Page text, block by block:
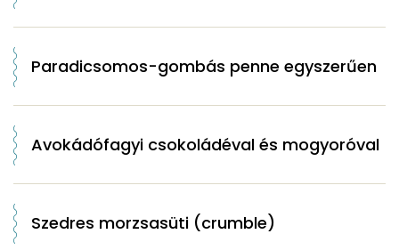
Paradicsomos-gombás penne egyszerűen
Avokádófagyi csokoládéval és mogyoróval
Szedres morzsasüti (crumble)